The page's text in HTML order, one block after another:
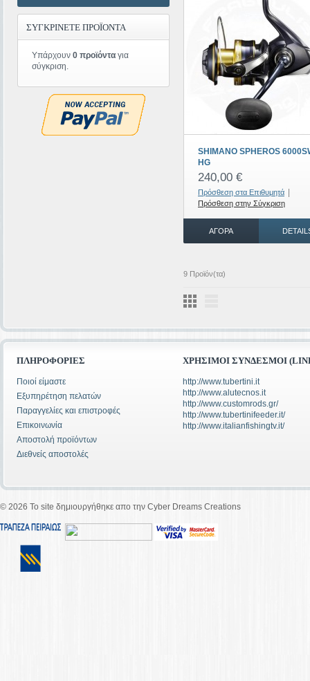
SHIMANO SPHEROS
HG
240,00 €
Πρόσθεση στα Επιθυμητά
Πρόσθεση στην Σύγκριση
ΑΓΟΡΆ
9 Προϊόν(τα)
ΣΥΓΚΡΙΝΕΤΕ ΠΡΟΪΟΝΤΑ
Υπάρχουν 0 προϊόντα για
σύγκριση.
ΠΛΗΡΟΦΟΡΊΕΣ
Ποιοί είμαστε
Εξυπηρέτηση πελατών
Παραγγελίες και επιστροφές
Επικοινωνία
Αποστολή προϊόντων
Διεθνείς αποστολές
ΧΡΉΣΙΜΟΙ ΣΎΝΔΕΣΜΟΙ
http://www.tubertini.it
http://www.alutecnos.it
http://www.customrods.gr/
http://www.tubertinifeeder.it/
http://www.italianfishingtv.it/
© 2026 To site δημιουργήθηκε απο την Cyber Dreams Creations